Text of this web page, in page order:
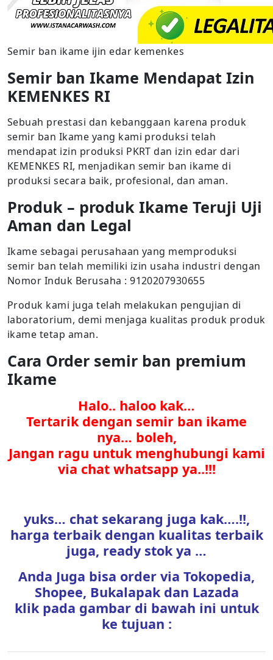
Semir ban ikame ijin edar kemenkes
Semir ban Ikame Mendapat Izin
KEMENKES RI
Sebuah prestasi dan kebanggaan karena produk
semir ban Ikame yang kami produksi telah
mendapat izin produksi PKRT dan izin edar dari
KEMENKES RI, menjadikan semir ban ikame di
produksi secara baik, profesional, dan aman.
Produk – produk Ikame Teruji Uji
Aman dan Legal
Ikame sebagai perusahaan yang memproduksi
semir ban telah memiliki izin usaha industri dengan
Nomor Induk Berusaha : 9120207930655
Produk kami juga telah melakukan pengujian di
laboratorium, demi menjaga kualitas produk produk
ikame tetap aman.
Cara Order semir ban premium
Ikame
Halo.. haloo kak…
Tertarik dengan semir ban ikame
nya… boleh,
Jangan ragu untuk menghubungi kami
via chat whatsapp ya..!!!
yuks… chat sekarang juga kak….!!,
harga terbaik dengan kualitas terbaik
juga, ready stok ya …
Anda Juga bisa order via Tokopedia,
Shopee, Bukalapak dan Lazada
klik pada gambar di bawah ini untuk
ke tujuan :